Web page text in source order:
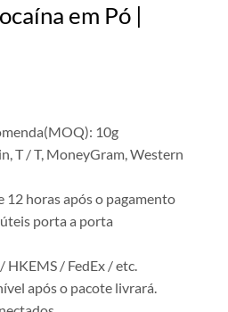
em Pó |
10g
T / T, MoneyGram, Western
12 horas após o pagamento
porta a porta
HKEMS / FedEx / etc.
após o pacote livrará.